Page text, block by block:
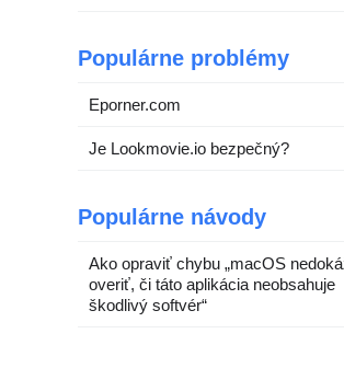
Populárne problémy
Eporner.com
Je Lookmovie.io bezpečný?
Populárne návody
Ako opraviť chybu „macOS
overiť, či táto aplikácia neobsahuje
škodlivý softvér“